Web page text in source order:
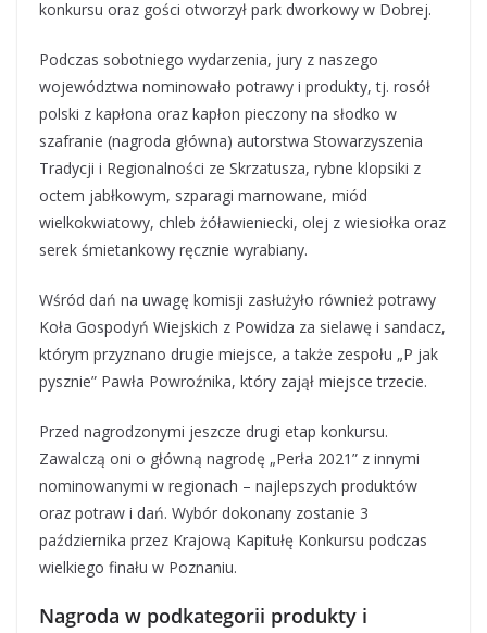
konkursu oraz gości otworzył park dworkowy w Dobrej.
Podczas sobotniego wydarzenia, jury z naszego
województwa nominowało potrawy i produkty, tj. rosół
polski z kapłona oraz kapłon pieczony na słodko w
szafranie (nagroda główna) autorstwa Stowarzyszenia
Tradycji i Regionalności ze Skrzatusza, rybne klopsiki z
octem jabłkowym, szparagi marnowane, miód
wielkokwiatowy, chleb żóławieniecki, olej z wiesiołka oraz
serek śmietankowy ręcznie wyrabiany.
Wśród dań na uwagę komisji zasłużyło również potrawy
Koła Gospodyń Wiejskich z Powidza za sielawę i sandacz,
którym przyznano drugie miejsce, a także zespołu „P jak
pysznie” Pawła Powroźnika, który zajął miejsce trzecie.
Przed nagrodzonymi jeszcze drugi etap konkursu.
Zawalczą oni o główną nagrodę „Perła 2021” z innymi
nominowanymi w regionach – najlepszych produktów
oraz potraw i dań. Wybór dokonany zostanie 3
października przez Krajową Kapitułę Konkursu podczas
wielkiego finału w Poznaniu.
Nagroda w podkategorii produkty i